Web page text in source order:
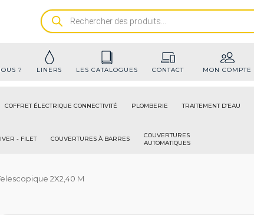
Recherche
de
? LINERS LES CATALOGUES CONTACT MON COMPTE
COFFRET ÉLECTRIQUE CONNECTIVITÉ PLOMBERIE TRAITEMENT D’EAU
- FILET COUVERTURES À BARRES
COUVERTURES
AUTOMATIQUES
2X2,40 M